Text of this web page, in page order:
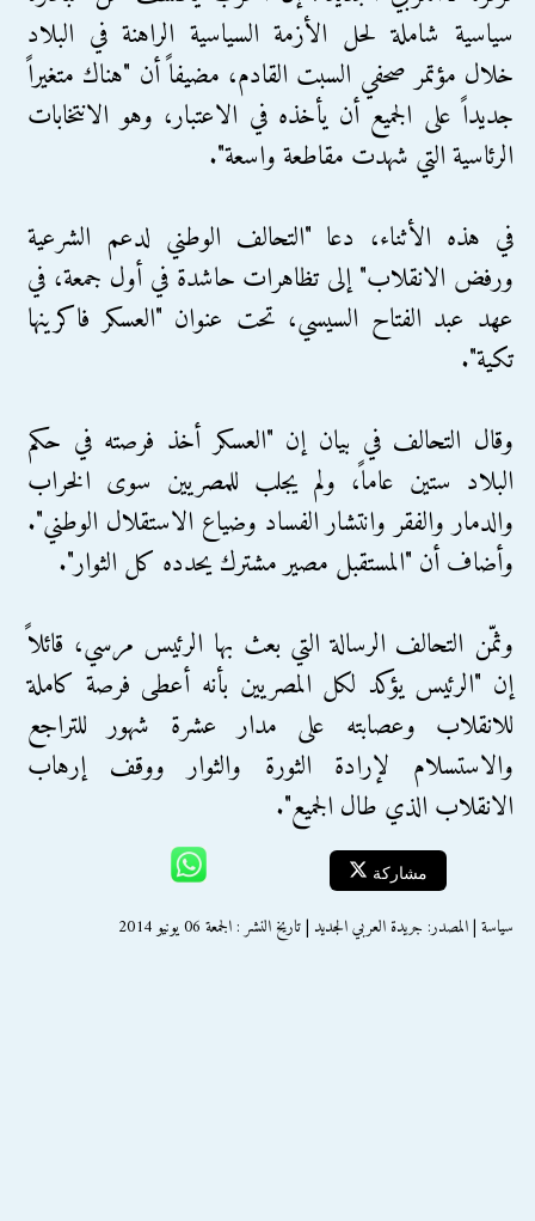
سياسية شاملة لحل الأزمة السياسية الراهنة في البلاد
خلال مؤتمر صحفي السبت القادم، مضيفاً أن "هناك متغيراً
جديداً على الجميع أن يأخذه في الاعتبار، وهو الانتخابات
الرئاسية التي شهدت مقاطعة واسعة".
في هذه الأثناء، دعا "التحالف الوطني لدعم الشرعية
ورفض الانقلاب" إلى تظاهرات حاشدة في أول جمعة، في
عهد عبد الفتاح السيسي، تحت عنوان "العسكر فاكرينها
تكية".
وقال التحالف في بيان إن "العسكر أخذ فرصته في حكم
البلاد ستين عاماً، ولم يجلب للمصريين سوى الخراب
والدمار والفقر وانتشار الفساد وضياع الاستقلال الوطني".
وأضاف أن "المستقبل مصير مشترك يحدده كل الثوار".
وثمّن التحالف الرسالة التي بعث بها الرئيس مرسي، قائلاً
إن "الرئيس يؤكد لكل المصريين بأنه أعطى فرصة كاملة
للانقلاب وعصابته على مدار عشرة شهور للتراجع
والاستسلام لإرادة الثورة والثوار ووقف إرهاب
الانقلاب الذي طال الجميع".
مشاركة
سياسة | المصدر: جريدة العربي الجديد | تاريخ النشر : الجمعة 06 يونيو 2014